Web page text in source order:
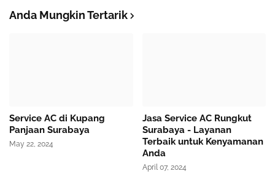
Anda Mungkin Tertarik
Service AC di Kupang
Panjaan Surabaya
May 22, 2024
Jasa Service AC Rungkut
Surabaya - Layanan
Terbaik untuk Kenyamanan
Anda
April 07, 2024